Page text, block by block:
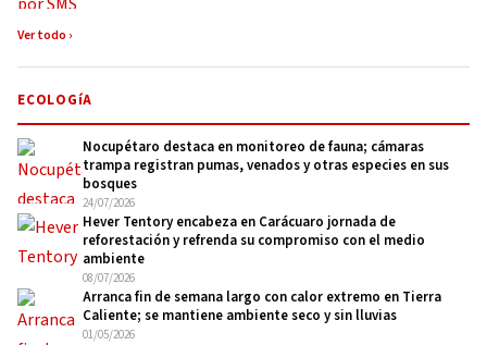
Ver todo ›
ECOLOGíA
Nocupétaro destaca en monitoreo de fauna; cámaras
trampa registran pumas, venados y otras especies en sus
bosques
24/07/2026
Hever Tentory encabeza en Carácuaro jornada de
reforestación y refrenda su compromiso con el medio
ambiente
08/07/2026
Arranca fin de semana largo con calor extremo en Tierra
Caliente; se mantiene ambiente seco y sin lluvias
01/05/2026